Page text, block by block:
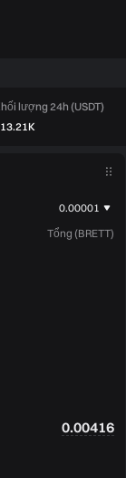
lượng 24h (USDT)
0.00001
Tổng (BRETT)
0.00416